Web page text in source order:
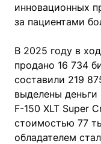
инновационных
за пациентами
В 2025 году в
продано 16 734
составили 219
выделены деньги
F-150 XLT Super
стоимостью 77
обладателем